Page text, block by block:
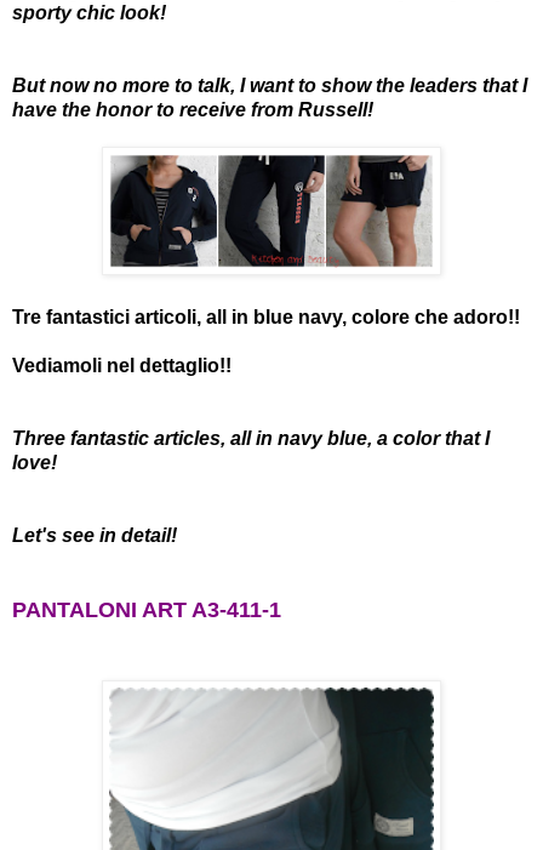
sporty chic look!
But now no more to talk, I want to show the leaders that I
have the honor to receive from Russell!
Tre fantastici articoli, all in blue navy, colore che adoro!!
Vediamoli nel dettaglio!!
Three fantastic articles, all in navy blue, a color that I
love!
Let's see in detail!
PANTALONI ART A3-411-1